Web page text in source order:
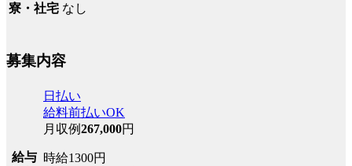
寮・社宅 なし
募集内容
給与
日払い
給料前払いOK
月収例267,000円
時給1300円